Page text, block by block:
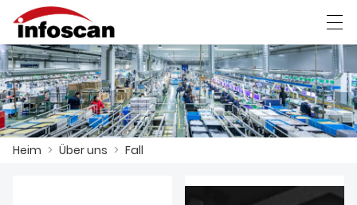
HEIM
العربية 中文 Deutsch Ελληνική γλώσσα
Heim > Über uns > Fall